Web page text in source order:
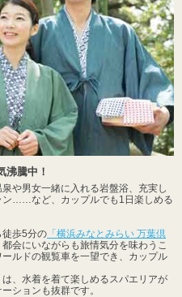
沸騰中！
や男女一緒に入れる岩盤浴、充実し
ン……など、カップルでも1日楽しめる
徒歩5分の 「横浜みなとみらい 万葉倶
会にいながらも旅情気分を味わうこ
ルドの観覧車を一望でき、カップル
は、水着を着て楽しめるスパエリアが
ションも抜群です。